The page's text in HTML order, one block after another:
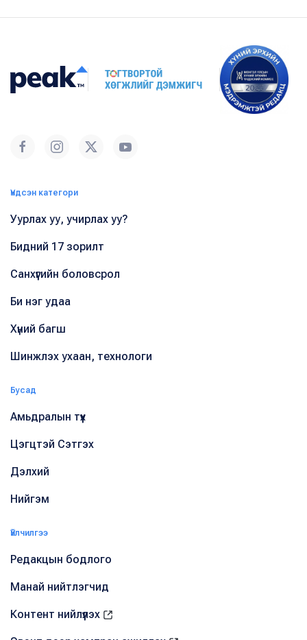
Үндсэн категори
Уурлах уу, учирлах уу?
Бидний 17 зорилт
Санхүүгийн боловсрол
Би нэг удаа
Хүний багш
Шинжлэх ухаан, технологи
Бусад
Амьдралын түүх
Цэгцтэй Сэтгэх
Дэлхий
Нийгэм
Үйлчилгээ
Редакцын бодлого
Манай нийтлэгчид
Контент нийлүүлэх